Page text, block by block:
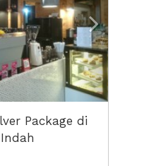
Package di